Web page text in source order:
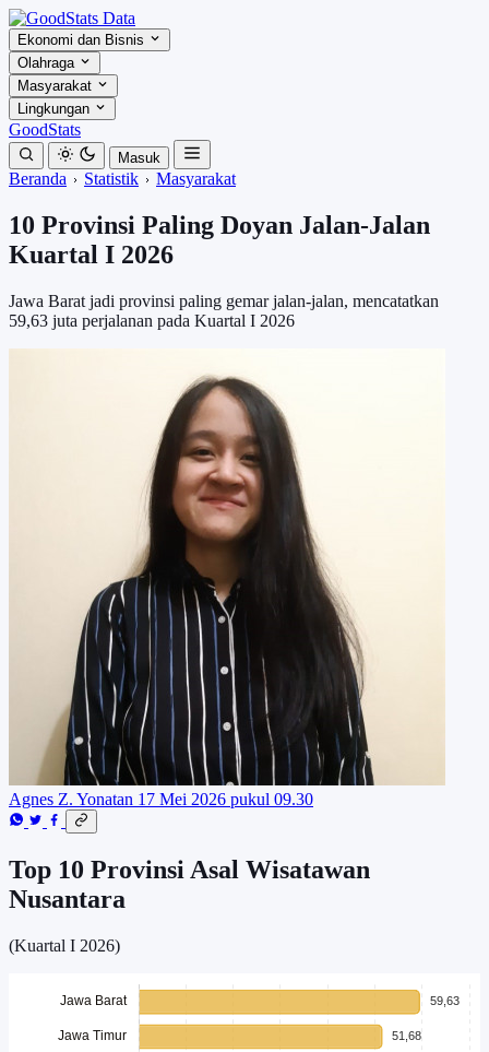
Ekonomi dan Bisnis
Olahraga
Masyarakat
Lingkungan
GoodStats
Masuk
Beranda Statistik Masyarakat
10 Provinsi Paling Doyan Jalan-Jalan
Kuartal I 2026
Jawa Barat jadi provinsi paling gemar jalan-jalan, mencatatkan
59,63 juta perjalanan pada Kuartal I 2026
Agnes Z. Yonatan 17 Mei 2026 pukul 09.30
Top 10 Provinsi Asal Wisatawan
Nusantara
(Kuartal I 2026)